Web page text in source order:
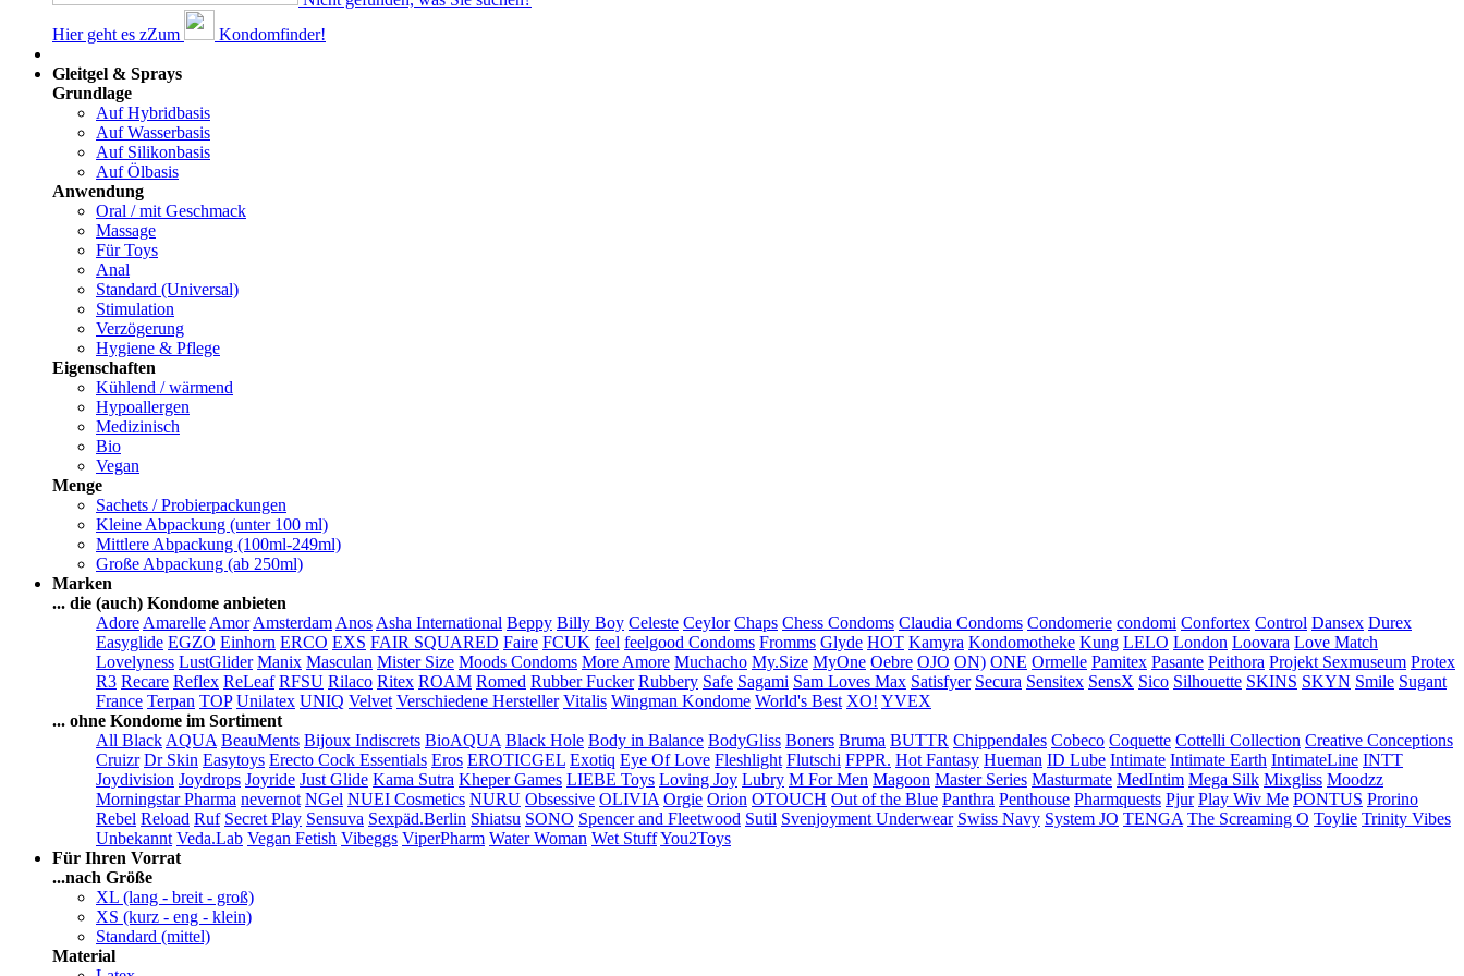
Hier geht es zZum
Kondomfinder!
Gleitgel & Sprays
Grundlage
Auf Hybridbasis
Auf Wasserbasis
Auf Silikonbasis
Auf Ölbasis
Anwendung
Oral / mit Geschmack
Massage
Für Toys
Anal
Standard (Universal)
Stimulation
Verzögerung
Hygiene & Pflege
Eigenschaften
Kühlend / wärmend
Hypoallergen
Medizinisch
Bio
Vegan
Menge
Sachets / Probierpackungen
Kleine Abpackung (unter 100 ml)
Mittlere Abpackung (100ml-249ml)
Große Abpackung (ab 250ml)
Marken
... die (auch) Kondome anbieten
Adore Amarelle Amor Amsterdam Anos Asha International Beppy Billy Boy Celeste Ceylor Chaps Chess Condoms Claudia Condoms Condomerie condomi Confortex Control Dansex Durex
Easyglide EGZO Einhorn ERCO EXS FAIR SQUARED Faire FCUK feel feelgood Condoms Fromms Glyde HOT Kamyra Kondomotheke Kung LELO London Loovara Love Match
Lovelyness LustGlider Manix Masculan Mister Size Moods Condoms More Amore Muchacho My.Size MyOne Oebre OJO ON) ONE Ormelle Pamitex Pasante Peithora Projekt Sexmuseum Protex
R3 Recare Reflex ReLeaf RFSU Rilaco Ritex ROAM Romed Rubber Fucker Rubbery Safe Sagami Sam Loves Max Satisfyer Secura Sensitex SensX Sico Silhouette SKINS SKYN Smile Sugant
France Terpan TOP Unilatex UNIQ Velvet Verschiedene Hersteller Vitalis Wingman Kondome World's Best XO! YVEX
... ohne Kondome im Sortiment
All Black AQUA BeauMents Bijoux Indiscrets BioAQUA Black Hole Body in Balance BodyGliss Boners Bruma BUTTR Chippendales Cobeco Coquette Cottelli Collection Creative Conceptions
Cruizr Dr Skin Easytoys Erecto Cock Essentials Eros EROTICGEL Exotiq Eye Of Love Fleshlight Flutschi FPPR. Hot Fantasy Hueman ID Lube Intimate Intimate Earth IntimateLine INTT
Joydivision Joydrops Joyride Just Glide Kama Sutra Kheper Games LIEBE Toys Loving Joy Lubry M For Men Magoon Master Series Masturmate MedIntim Mega Silk Mixgliss Moodzz
Morningstar Pharma nevernot NGel NUEI Cosmetics NURU Obsessive OLIVIA Orgie Orion OTOUCH Out of the Blue Panthra Penthouse Pharmquests Pjur Play Wiv Me PONTUS Prorino
Rebel Reload Ruf Secret Play Sensuva Sexpäd.Berlin Shiatsu SONO Spencer and Fleetwood Sutil Svenjoyment Underwear Swiss Navy System JO TENGA The Screaming O Toylie Trinity Vibes
Unbekannt Veda.Lab Vegan Fetish Vibeggs ViperPharm Water Woman Wet StuffYou2Toys
Für Ihren Vorrat
...nach Größe
XL (lang - breit - groß)
XS (kurz - eng - klein)
Standard (mittel)
Material